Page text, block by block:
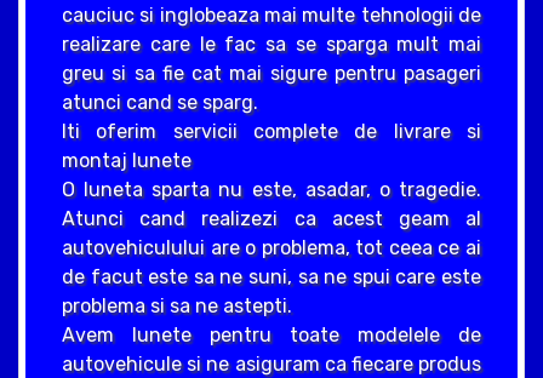
cauciuc si inglobeaza mai multe tehnologii de
realizare care le fac sa se sparga mult mai
greu si sa fie cat mai sigure pentru pasageri
atunci cand se sparg.
Iti oferim servicii complete de livrare si
montaj lunete
O luneta sparta nu este, asadar, o tragedie.
Atunci cand realizezi ca acest geam al
autovehiculului are o problema, tot ceea ce ai
de facut este sa ne suni, sa ne spui care este
problema si sa ne astepti.
Avem lunete pentru toate modelele de
autovehicule si ne asiguram ca fiecare produs